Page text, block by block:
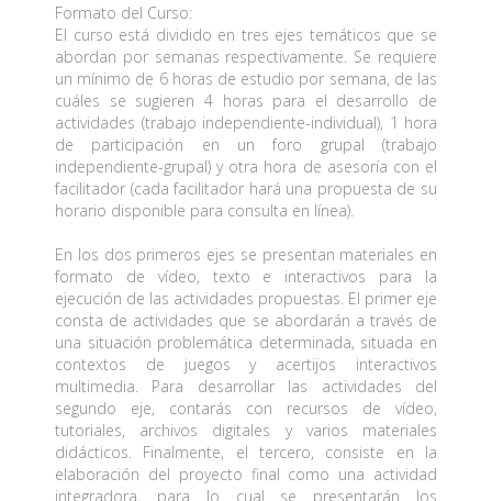
Formato del Curso:
El curso está dividido en tres ejes temáticos que se
abordan por semanas respectivamente. Se requiere
un mínimo de 6 horas de estudio por semana, de las
cuáles se sugieren 4 horas para el desarrollo de
actividades (trabajo independiente-individual), 1 hora
de participación en un foro grupal (trabajo
independiente-grupal) y otra hora de asesoría con el
facilitador (cada facilitador hará una propuesta de su
horario disponible para consulta en línea).
En los dos primeros ejes se presentan materiales en
formato de vídeo, texto e interactivos para la
ejecución de las actividades propuestas. El primer eje
consta de actividades que se abordarán a través de
una situación problemática determinada, situada en
contextos de juegos y acertijos interactivos
multimedia. Para desarrollar las actividades del
segundo eje, contarás con recursos de vídeo,
tutoriales, archivos digitales y varios materiales
didácticos. Finalmente, el tercero, consiste en la
elaboración del proyecto final como una actividad
integradora, para lo cual se presentarán los